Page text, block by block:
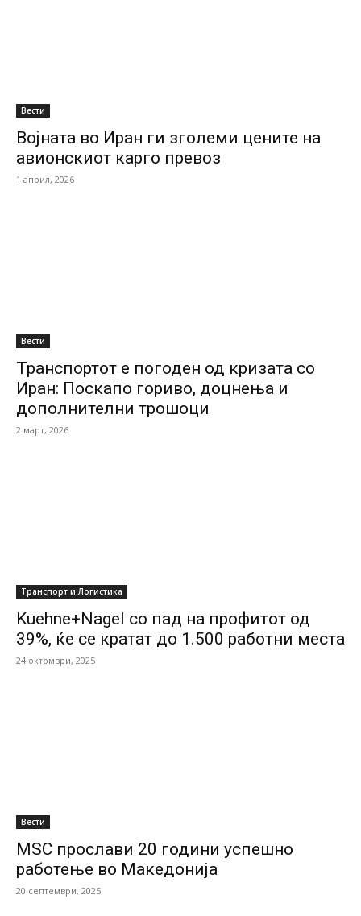
Вести
Војната во Иран ги зголеми цените на
авионскиот карго превоз
1 април, 2026
Вести
Транспортот е погоден од кризата со
Иран: Поскапо гориво, доцнења и
дополнителни трошоци
2 март, 2026
Транспорт и Логистика
Kuehne+Nagel со пад на профитот од
39%, ќе се кратат до 1.500 работни места
24 октомври, 2025
Вести
MSC прослави 20 години успешно
работење во Македонија
20 септември, 2025